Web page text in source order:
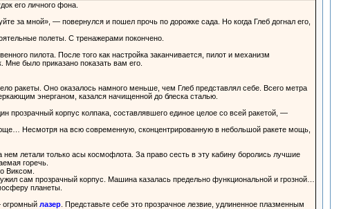
его личного фона.
за мной», — повернулся и пошел прочь по дорожке сада. Но когда Глеб догнал его,
полеты. С тренажерами покончено.
пилота. После того как настройка заканчивается, пилот и механизм
было приказано показать вам его.
ракеты. Оно оказалось намного меньше, чем Глеб представлял себе. Всего метра
энерганом, казался начищенной до блеска сталью.
прозрачный корпус колпака, составлявшего единое целое со всей ракетой, —
Несмотря на всю современную, сконцентрированную в небольшой ракете мощь,
летали только асы космофлота. За право сесть в эту кабину боролись лучшие
горечь.
Виксом.
сам прозрачный корпус. Машина казалась предельно функциональной и грозной…
планеты.
огромный лазер. Представьте себе это прозрачное лезвие, удлиненное плазменным